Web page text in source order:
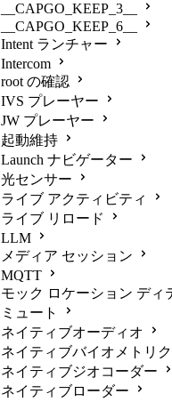
__CAPGO_KEEP_3__
__CAPGO_KEEP_6__
Intent ランチャー
Intercom
root の確認
IVS プレーヤー
JW プレーヤー
起動維持
Launch ナビゲーター
光センサー
ライブ アクティビティ
ライブ リロード
LLM
メディア セッション
MQTT
モック ロケーション ディ
ミュート
ネイティブオーディオ
ネイティブバイオメトリ
ネイティブジオコーダー
ネイティブローダー